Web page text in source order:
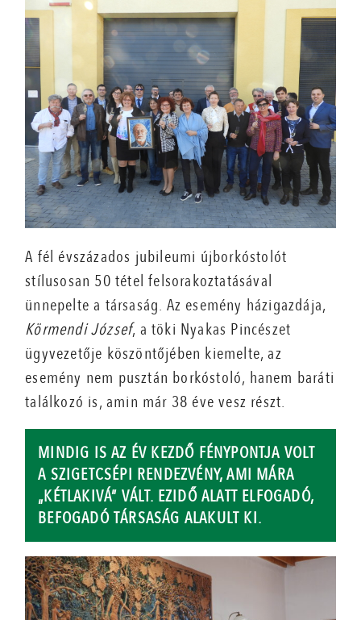
A fél évszázados jubileumi újborkóstolót
stílusosan 50 tétel felsorakoztatásával
ünnepelte a társaság. Az esemény házigazdája,
Körmendi József, a töki Nyakas Pincészet
ügyvezetője köszöntőjében kiemelte, az
esemény nem pusztán borkóstoló, hanem baráti
találkozó is, amin már 38 éve vesz részt.
MINDIG IS AZ ÉV KEZDŐ FÉNYPONTJA VOLT
A SZIGETCSÉPI RENDEZVÉNY, AMI MÁRA
„KÉTLAKIVÁ” VÁLT. EZIDŐ ALATT ELFOGADÓ,
BEFOGADÓ TÁRSASÁG ALAKULT KI.